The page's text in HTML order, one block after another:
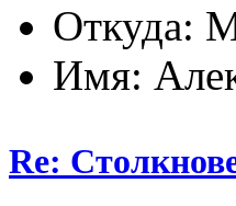
Откуда:
Имя:
Re: